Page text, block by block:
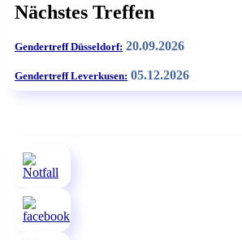
Nächstes Treffen
Gendertreff Düsseldorf: 20.09.2026
Gendertreff Leverkusen: 05.12.2026